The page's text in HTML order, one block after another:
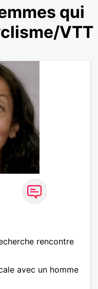
qui
VTT
rencontre
avec un homme